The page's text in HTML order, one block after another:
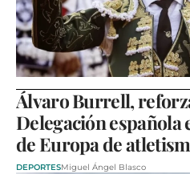
Álvaro Burrell,
Delegación española
de Europa de
DEPORTESMiguel Ángel Blasco